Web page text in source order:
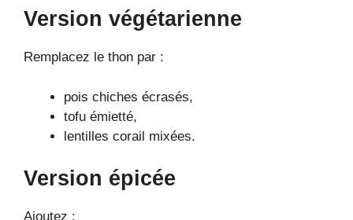
Version végétarienne
Remplacez le thon par :
pois chiches écrasés,
tofu émietté,
lentilles corail mixées.
Version épicée
Ajoutez :